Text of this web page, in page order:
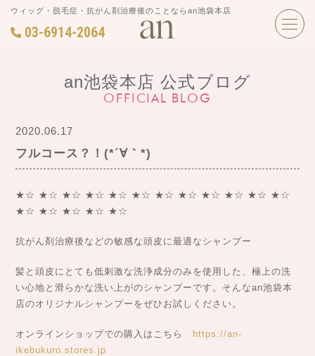
ウィッグ・脱毛症・抗がん剤治療後のことならan池袋本店
03-6914-2064
OFFICIAL BLOG
an池袋本店 公式ブログ
2020.06.17
フルコース？！(*´∀｀*)
★☆ ★☆ ★☆ ★☆ ★☆ ★☆ ★☆ ★☆ ★☆ ★☆ ★☆ ★☆
★☆ ★☆ ★☆ ★☆ ★☆
抗がん剤治療後などの敏感な頭皮に最適なシャンプー
髪と頭皮にとても低刺激な洗浄成分のみを使用した、極上の洗
い心地と滑らかな洗い上がのシャンプーです。そんなan池袋本
店のオリジナルシャンプーをぜひお試しください。
オンラインショップでの購入はこちら https://an-
ikebukuro.stores.jp